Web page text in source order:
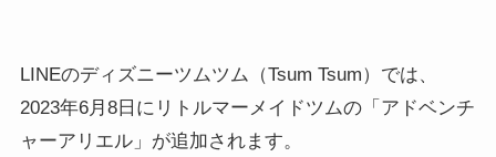
LINEのディズニーツムツム（Tsum Tsum）では、
2023年6月8日にリトルマーメイドツムの「アドベンチ
ャーアリエル」が追加されます。